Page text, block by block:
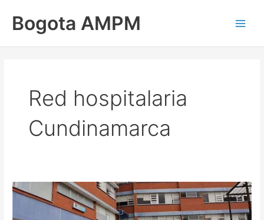
contenido
Bogota AMPM
Red hospitalaria
Cundinamarca
Cundinamarca